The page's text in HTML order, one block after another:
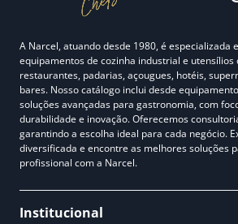
A Narcel, atuando desde 1980, é especializada
equipamentos de cozinha industrial e utensílios
restaurantes, padarias, açougues, hotéis,
bares. Nosso catálogo inclui desde
soluções avançadas para gastronomia, com
durabilidade e inovação. Oferecemos
garantindo a escolha ideal para cada negócio.
diversificada e encontre as melhores soluções
profissional com a Narcel.
Institucional